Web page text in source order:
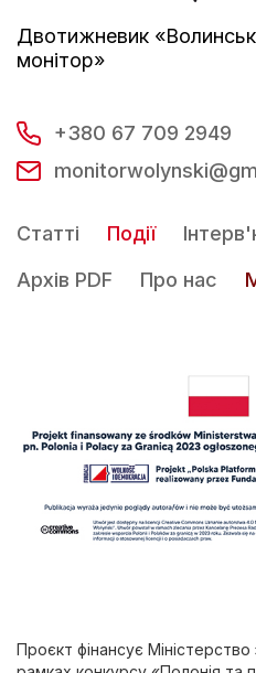
Двотижневик
монітор»
+380 67 709 2949
Статті Події
Архів PDF
Про нас
Проєкт фінансує